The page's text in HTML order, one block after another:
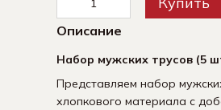
Описание
Набор мужских трусов (5
Представляем набор
хлопкового материала с